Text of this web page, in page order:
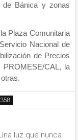
de Bánica y zonas
Plaza Comunitaria
Nacional de
de Precios
PROMESE/CAL, la
luz que nunca